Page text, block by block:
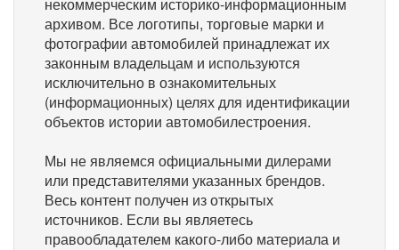
архивом. Все логотипы, торговые марки и
фотографии автомобилей принадлежат их
законным владельцам и используются
исключительно в ознакомительных
(информационных) целях для идентификации
объектов истории автомобилестроения.
Мы не являемся официальными дилерами
или представителями указанных брендов.
Весь контент получен из открытых
источников. Если вы являетесь
правообладателем какого-либо материала и